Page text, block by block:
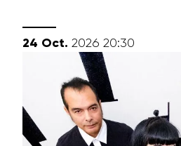
24 octobre
Oct. 2026 20:30